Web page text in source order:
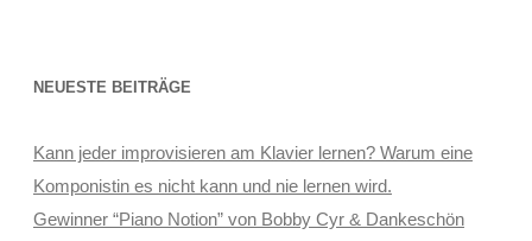
NEUESTE BEITRÄGE
Kann jeder improvisieren am Klavier lernen? Warum eine
Komponistin es nicht kann und nie lernen wird.
Gewinner “Piano Notion” von Bobby Cyr & Dankeschön